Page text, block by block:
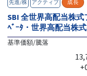
先進/株 アクティブ 成長
SBI 全世界高配当株
ﾍﾞｰﾀ・世界高配当株
基準価額/騰落